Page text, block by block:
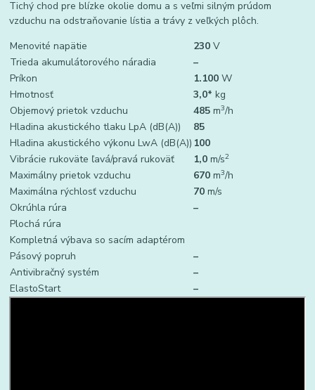
Tichý chod pre blízke okolie domu a s veľmi silným prúdom
vzduchu na odstraňovanie lístia a trávy z veľkých plôch.
Menovité napätie
230 V
Trieda akumulátorového náradia
–
Príkon
1.100 W
Hmotnosť
3,0* kg
Objemový prietok vzduchu
485 m3/h
Hladina akustického tlaku LpA (dB(A))
85
Hladina akustického výkonu LwA (dB(A)) 100
Vibrácie rukoväte ľavá/pravá rukoväť
1,0 m/s2
Maximálny prietok vzduchu 670 m3/h
Maximálna rýchlosť vzduchu
70 m/s
Okrúhla rúra
–
Plochá rúra
Kompletná výbava so sacím adaptérom
Pásový popruh
–
Antivibračný systém
–
ElastoStart
–